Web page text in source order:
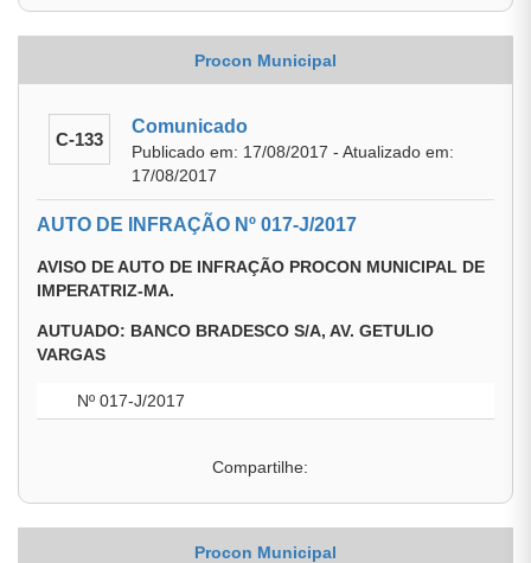
Procon Municipal
C-133
Comunicado
Publicado em: 17/08/2017 - Atualizado em:
17/08/2017
AUTO DE INFRAÇÃO Nº 017-J/2017
AVISO DE AUTO DE INFRAÇÃO PROCON MUNICIPAL DE
IMPERATRIZ-MA.
AUTUADO: BANCO BRADESCO S/A, AV. GETULIO
VARGAS
Nº 017-J/2017
Compartilhe:
Procon Municipal